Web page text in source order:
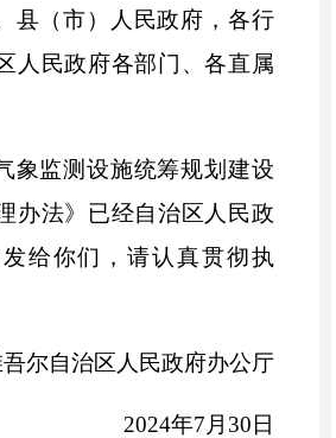
县（市）人民政府，各行
人民政府各部门、各直属
象监测设施统筹规划建设
办法》已经自治区人民政
给你们，请认真贯彻执
尔自治区人民政府办公厅
2024年7 月 30日